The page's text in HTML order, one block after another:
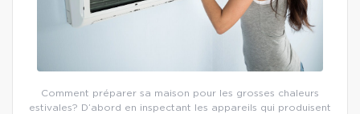
Comment préparer sa maison pour les grosses chaleurs
estivales? D’abord en inspectant les appareils qui produisent